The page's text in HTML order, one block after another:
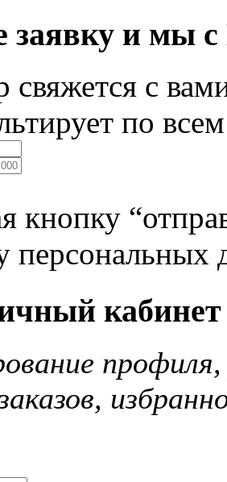
заявку и мы
с
по
кнопку
персональных
кабинет